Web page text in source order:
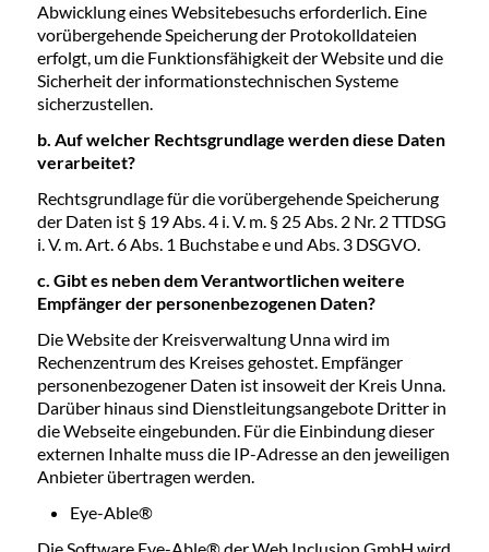
Abwicklung eines Websitebesuchs erforderlich. Eine
vorübergehende Speicherung der Protokolldateien
erfolgt, um die Funktionsfähigkeit der Website und die
Sicherheit der informationstechnischen Systeme
sicherzustellen.
b. Auf welcher Rechtsgrundlage werden diese Daten
verarbeitet?
Rechtsgrundlage für die vorübergehende Speicherung
der Daten ist § 19 Abs. 4 i. V. m. § 25 Abs. 2 Nr. 2 TTDSG
i. V. m. Art. 6 Abs. 1 Buchstabe e und Abs. 3 DSGVO.
c. Gibt es neben dem Verantwortlichen weitere
Empfänger der personenbezogenen Daten?
Die Website der Kreisverwaltung Unna wird im
Rechenzentrum des Kreises gehostet. Empfänger
personenbezogener Daten ist insoweit der Kreis Unna.
Darüber hinaus sind Dienstleitungsangebote Dritter in
die Webseite eingebunden. Für die Einbindung dieser
externen Inhalte muss die IP-Adresse an den jeweiligen
Anbieter übertragen werden.
Eye-Able®